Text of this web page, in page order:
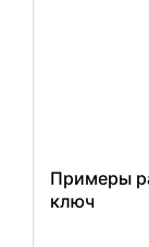
Примеры
ключ